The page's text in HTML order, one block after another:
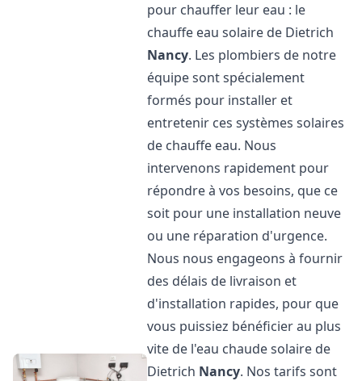
pour chauffer leur eau : le
chauffe eau solaire de Dietrich
Nancy. Les plombiers de notre
équipe sont spécialement
formés pour installer et
entretenir ces systèmes solaires
de chauffe eau. Nous
intervenons rapidement pour
répondre à vos besoins, que ce
soit pour une installation neuve
ou une réparation d'urgence.
Nous nous engageons à fournir
des délais de livraison et
d'installation rapides, pour que
vous puissiez bénéficier au plus
vite de l'eau chaude solaire de
Dietrich Nancy. Nos tarifs sont